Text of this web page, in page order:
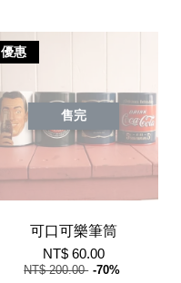
優惠
售完
可口可樂筆筒
NT$ 60.00
NT$ 200.00 -70%